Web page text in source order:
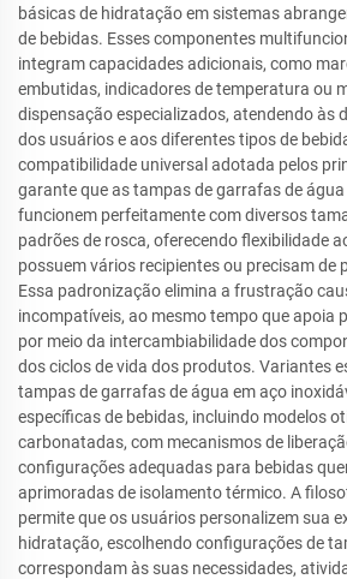
básicas de hidratação em sistemas
de bebidas. Esses componentes
integram capacidades adicionais, como
embutidas, indicadores de temperatura ou
dispensação especializados, atendendo às
dos usuários e aos diferentes tipos de
compatibilidade universal adotada pelos
garante que as tampas de garrafas de água
funcionem perfeitamente com diversos
padrões de rosca, oferecendo flexibilidade
possuem vários recipientes ou precisam de
Essa padronização elimina a frustração
incompatíveis, ao mesmo tempo que apoia
por meio da intercambiabilidade dos
dos ciclos de vida dos produtos. Variantes
tampas de garrafas de água em aço
específicas de bebidas, incluindo modelos
carbonatadas, com mecanismos de
configurações adequadas para bebidas
aprimoradas de isolamento térmico. A
permite que os usuários personalizem sua
hidratação, escolhendo configurações de
correspondam às suas necessidades,